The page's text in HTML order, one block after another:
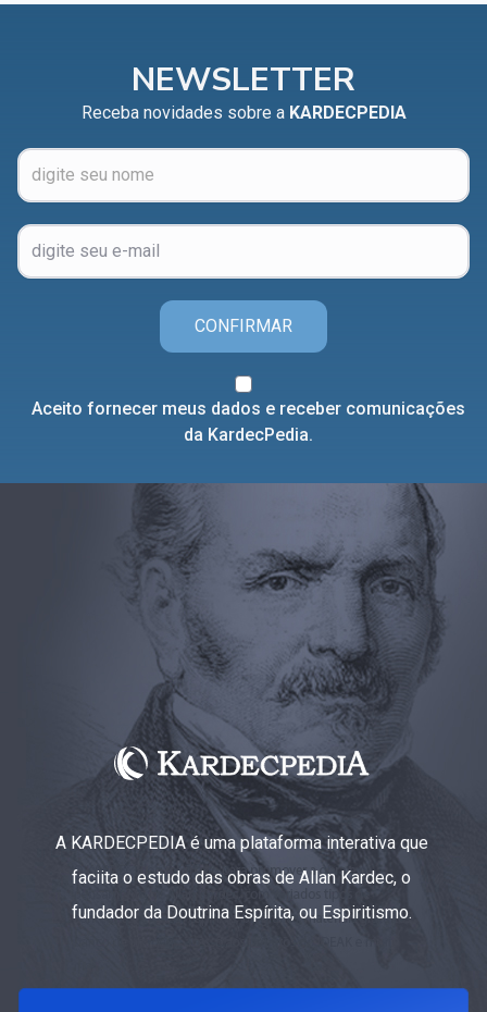
NEWSLETTER
Receba novidades sobre a KARDECPEDIA
CONFIRMAR
Aceito fornecer meus dados e receber comunicações
da KardecPedia.
A KARDECPEDIA é uma plataforma interativa que
faciita o estudo das obras de Allan Kardec, o
fundador da Doutrina Espírita, ou Espiritismo.